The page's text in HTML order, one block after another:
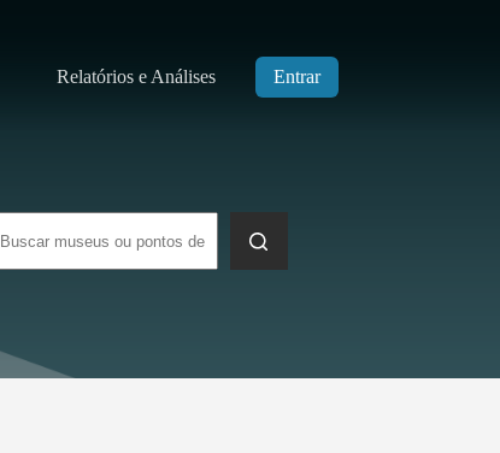
Relatórios e Análises Entrar
resultados